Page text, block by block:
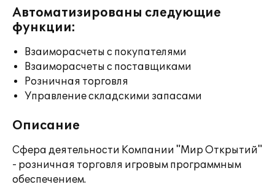
Автоматизированы следующие
функции:
Взаиморасчеты с покупателями
Взаиморасчеты с поставщиками
Розничная торговля
Управление складскими запасами
Описание
Сфера деятельности Компании "Мир Открытий"
- розничная торговля игровым программным
обеспечением.